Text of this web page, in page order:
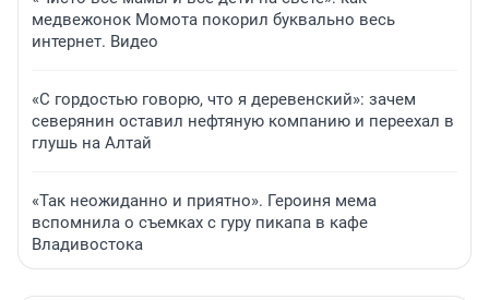
медвежонок Момота покорил буквально весь
интернет. Видео
«С гордостью говорю, что я деревенский»: зачем
северянин оставил нефтяную компанию и переехал в
глушь на Алтай
«Так неожиданно и приятно». Героиня мема
вспомнила о съемках с гуру пикапа в кафе
Владивостока